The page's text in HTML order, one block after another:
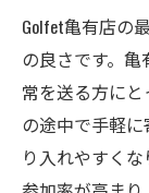
Golfet亀有店の
の良さです。
常を送る方に
の途中で手軽
り入れやすく